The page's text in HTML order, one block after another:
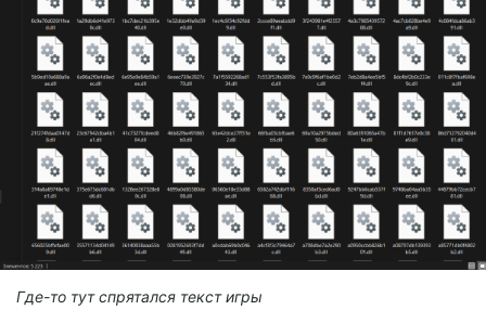
Где-то тут спрятался текст игры